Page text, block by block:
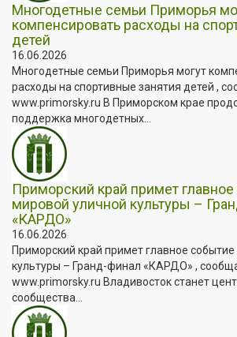
Многодетные семьи Приморья
компенсировать расходы на
детей
16.06.2026
Многодетные семьи Приморья могут
расходы на спортивные занятия детей ,
www.primorsky.ru В Приморском крае
поддержка многодетных...
Приморский край примет
мировой уличной культуры –
«КАРДО»
16.06.2026
Приморский край примет главное
культуры – Гранд-финал «КАРДО» ,
www.primorsky.ru Владивосток станет
сообщества...